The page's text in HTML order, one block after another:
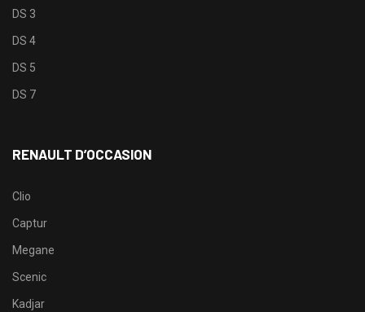
DS 3
DS 4
DS 5
DS 7
RENAULT D’OCCASION
Clio
Captur
Megane
Scenic
Kadjar